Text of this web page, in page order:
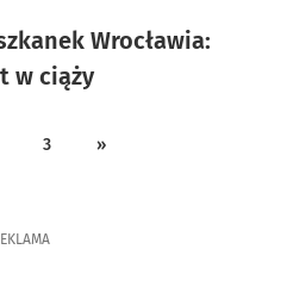
Wrocławia:
w ciąży
3 »